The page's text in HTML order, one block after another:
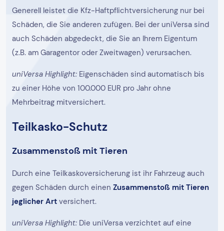
Generell leistet die Kfz-Haftpflichtversicherung nur bei
Schäden, die Sie anderen zufügen. Bei der uniVersa sind
auch Schäden abgedeckt, die Sie an Ihrem Eigentum
(z.B. am Garagentor oder Zweitwagen) verursachen.
uniVersa Highlight: Eigenschäden sind automatisch bis
zu einer Höhe von 100.000 EUR pro Jahr ohne
Mehrbeitrag mitversichert.
Teilkasko-Schutz
Zusammenstoß mit Tieren
Durch eine Teilkaskoversicherung ist ihr Fahrzeug auch
gegen Schäden durch einen Zusammenstoß mit Tieren
jeglicher Art versichert.
uniVersa Highlight: Die uniVersa verzichtet auf eine